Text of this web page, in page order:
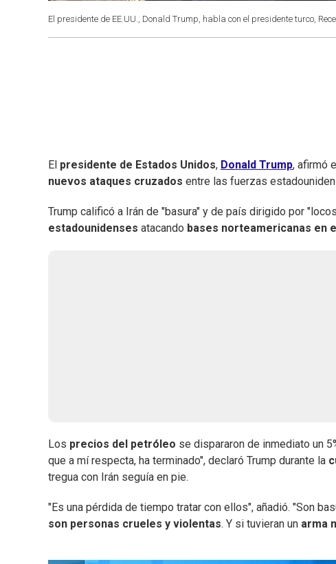
El presidente de EE.UU., Donald Trump, habla con el presidente turco,
El presidente de Estados Unidos, Donald Trump, afirmó
nuevos ataques cruzados entre las fuerzas
Trump calificó a Irán de "basura" y de país dirigido por
estadounidenses atacando bases norteamericanas en
Los precios del petróleo se dispararon de inmediato un
que a mí respecta, ha terminado", declaró Trump durante la
tregua con Irán seguía en pie.
"Es una pérdida de tiempo tratar con ellos", añadió. "Son
son personas crueles y violentas. Y si tuvieran un arma